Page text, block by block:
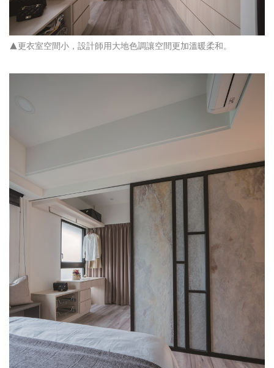
▲更衣室空間小，設計師用大地色調讓空間更加溫暖柔和。